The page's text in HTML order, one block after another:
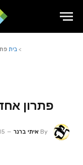
>בית
פתרון
By איתי ברנר 15